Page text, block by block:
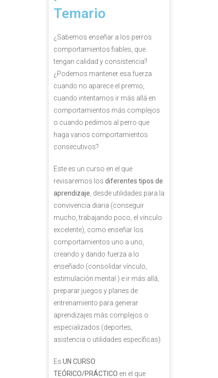
Entrenamiento con clicker
Cachorros y adolescentes
El perro anciano
Miedo en perros
Estrés canino
Más que reactividad
Ansiedad por separación, emociones y
comunicación
Aprendiendo a observar
Ténicas de visita
Más que indefensión aprendida
Castigos, dolor social y vínculo
Estimulación canina
Bienestar canino en residencias y albergues
Más que comunicación
Más que un paseo
Problemas frecuentes en la convivencia con
Perros detectores
Problemas comportamiento
Temario
¿Sabemos enseñar a los perros
comportamientos fiables, que
tengan calidad y consistencia?
¿Podemos mantener esa fuerza
cuando no aparece el premio,
cuando intentamos ir más allá en
comportamientos más complejos
o cuando pedimos al perro que
haga varios comportamientos
consecutivos?
Este es un curso en el que
revisaremos los diferentes tipos de
aprendizaje , desde utilidades para la
convivencia diaria (conseguir
mucho, trabajando poco, el vínculo
excelente), como enseñar los
comportamientos uno a uno,
creando y dando fuerza a lo
enseñado (consolidar vínculo,
estimulación mental ) e ir más allá,
preparar juegos y planes de
entrenamiento para generar
aprendizajes más complejos o
especializados (deportes,
asistencia o utilidades específicas).
Es UN CURSO
TEÓRICO/PRÁCTICO en el que